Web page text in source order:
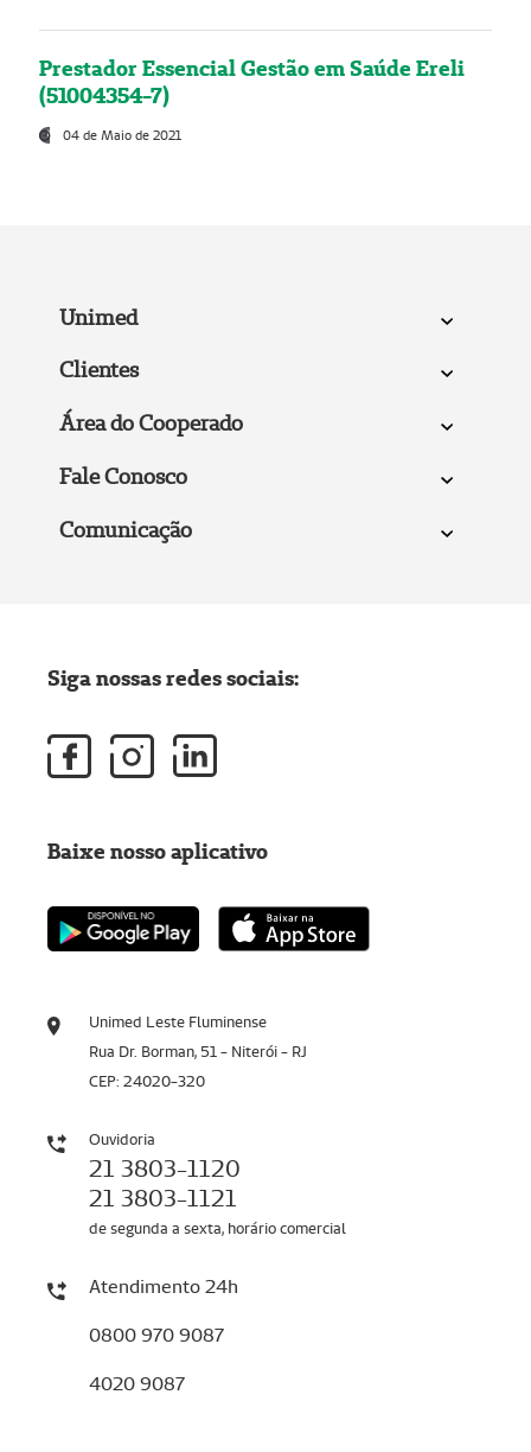
Prestador Essencial Gestão em Saúde Ereli
(51004354-7)
04 de Maio de 2021
Unimed
Clientes
Área do Cooperado
Fale Conosco
Comunicação
Unimed Leste Fluminense
Rua Dr. Borman, 51 - Niterói - RJ
CEP: 24020-320
Ouvidoria
21 3803-1120
21 3803-1121
de segunda a sexta, horário comercial
Atendimento 24h
0800 970 9087
4020 9087
Siga nossas redes sociais:
Baixe nosso aplicativo